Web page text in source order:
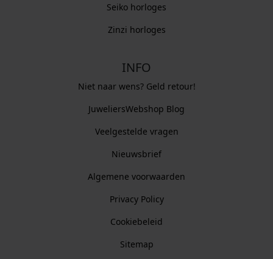
Seiko horloges
Zinzi horloges
INFO
Niet naar wens? Geld retour!
JuweliersWebshop Blog
Veelgestelde vragen
Nieuwsbrief
Algemene voorwaarden
Privacy Policy
Cookiebeleid
Sitemap